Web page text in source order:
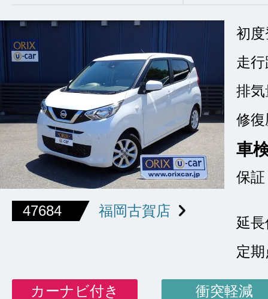
47684 福岡古賀店
初
走
排気
修復
車
保証
延
定
カーナビ付き 衝突軽減